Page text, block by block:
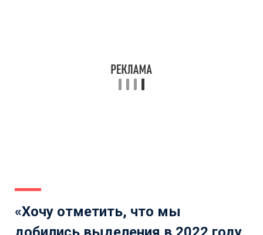
«Хочу отметить, что мы